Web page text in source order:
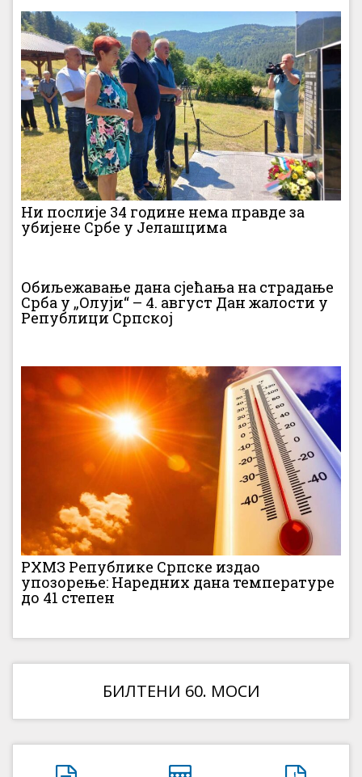
Ни послије 34 године нема правде за
убијене Србе у Јелашцима
Обиљежавање дана сјећања на страдање
Срба у „Олуји“ – 4. август Дан жалости у
Републици Српској
РХМЗ Републике Српске издао
упозорење: Наредних дана температуре
до 41 степен
БИЛТЕНИ 60. МОСИ